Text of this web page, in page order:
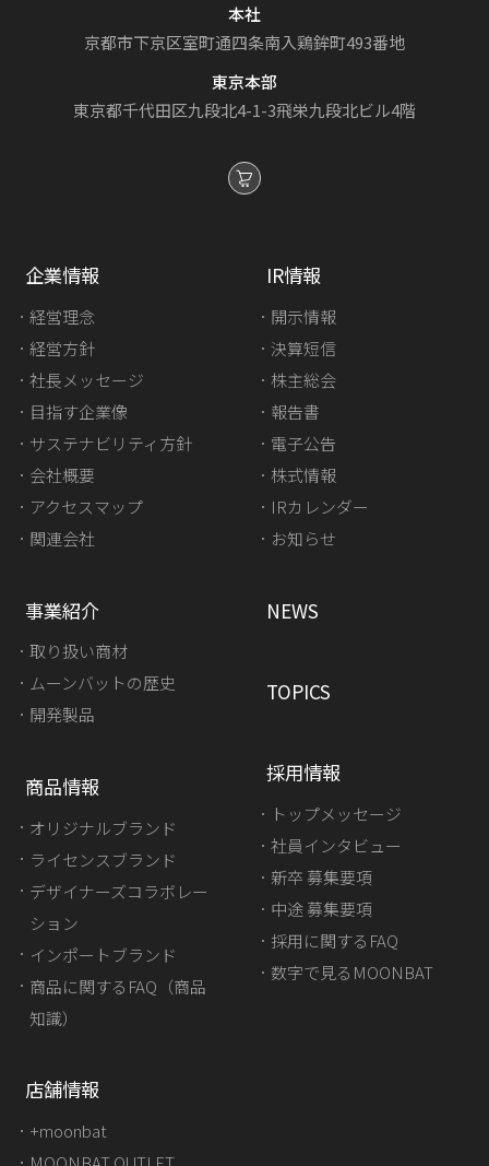
本社
京都市下京区室町通四条南入鶏鉾町493番地
東京本部
東京都千代田区九段北4-1-3飛栄九段北ビル4階
企業情報
経営理念
経営方針
社長メッセージ
目指す企業像
サステナビリティ方針
会社概要
アクセスマップ
関連会社
事業紹介
取り扱い商材
ムーンバットの歴史
開発製品
IR情報
開示情報
決算短信
株主総会
報告書
電子公告
株式情報
IRカレンダー
お知らせ
商品情報
オリジナルブランド
ライセンスブランド
デザイナーズコラボレー
ション
インポートブランド
商品に関するFAQ（商品
知識）
店舗情報
+moonbat
NEWS
TOPICS
採用情報
トップメッセージ
社員インタビュー
新卒 募集要項
中途 募集要項
採用に関するFAQ
数字で見るMOONBAT